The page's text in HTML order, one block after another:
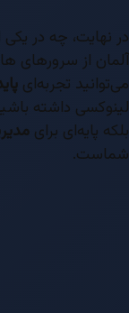
در نهایت، چه در یکی
آلمان از سرورهای
می‌توانید تجربه‌ای
لینوکسی داشته
بلکه پایه‌ای برای
شماست.